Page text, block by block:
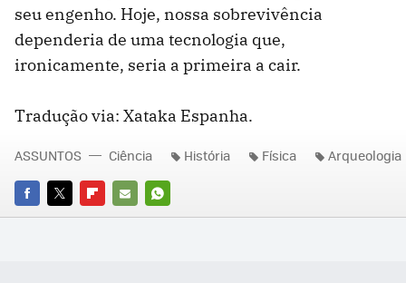
seu engenho. Hoje, nossa sobrevivência
dependeria de uma tecnologia que,
ironicamente, seria a primeira a cair.
Tradução via: Xataka Espanha.
FACEBOOK
TWITTERFLIPBOARD
E-
WHATSAPP
ASSUNTOS Ciência História Física Arqueologia